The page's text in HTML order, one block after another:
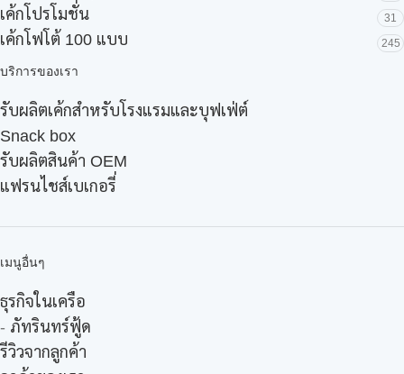
เค้กโปรโมชั่น 31
เค้กโฟโต้ 100 แบบ 245
บริการของเรา
รับผลิตเค้กสำหรับโรงแรมและบุฟเฟ่ต์
Snack box
รับผลิตสินค้า OEM
แฟรนไชส์เบเกอรี่
เมนูอื่นๆ
ธุรกิจในเครือ
- ภัทรินทร์ฟู้ด
รีวิวจากลูกค้า